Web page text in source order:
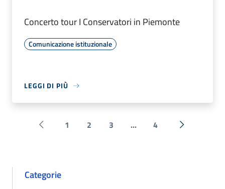
Concerto tour I Conservatori in Piemonte
Comunicazione istituzionale
LEGGI DI PIÙ
Pagina precedente
1 2 3 ... 4 Successiva
Categorie